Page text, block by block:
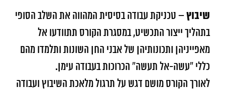
שיבוץ– טכניקת עבודה בסיסית המהווה את השלב הסופי
בתהליך ייצור התכשיט, במסגרת הקורס תתוודעו אל
מאפייניהן ותכונותיהן של אבני החן השונות ותלמדו מהם
כללי “עשה-אל תעשה” הכרוכות בעבודה עימן.
לאורך הקורס מושם דגש על תרגול מלאכת השיבוץ ועבודה